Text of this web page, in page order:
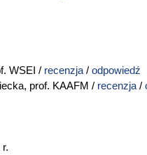
WSEI / recenzja / odpowiedź
prof. KAAFM / recenzja /